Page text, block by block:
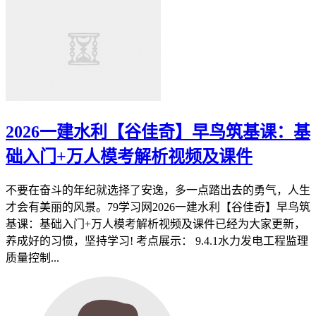
2026一建水利【谷佳奇】早鸟筑基课：基
础入门+万人模考解析视频及课件
不要在奋斗的年纪就选择了安逸，多一点踏出去的勇气，人生
才会有美丽的风景。79学习网2026一建水利【谷佳奇】早鸟筑
基课：基础入门+万人模考解析视频及课件已经为大家更新，
养成好的习惯，坚持学习! 考点展示： 9.4.1水力发电工程监理
质量控制...